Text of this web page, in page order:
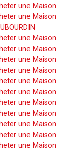
une Maison
une Maison
une
une Maison
une Maison
une Maison
une Maison
une Maison
une Maison
une Maison
une Maison
une Maison
une Maison